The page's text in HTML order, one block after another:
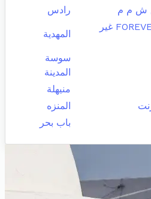
ش م م
رادس
شركة FOREVER CONSULTING غير
المهدية
سوسة
المدينة
منيهلة
المنزه
باب بحر